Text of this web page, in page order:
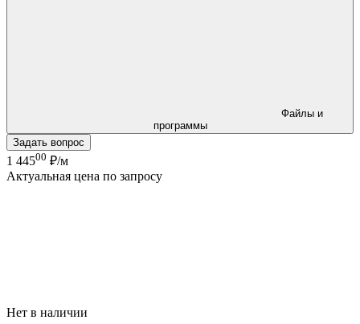
программы
Задать вопрос
1 44500 ₽/м
Актуальная цена по запросу
Нет в наличии